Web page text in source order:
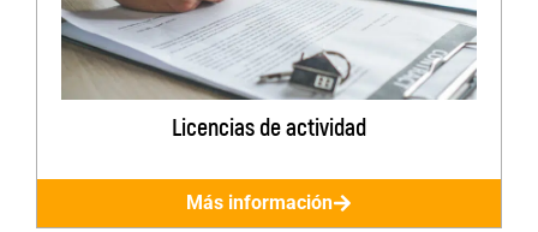
Licencias de actividad
Más información